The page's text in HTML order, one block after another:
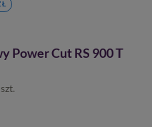
Power Cut RS 900 T
szt.